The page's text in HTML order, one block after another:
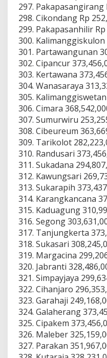
Pakapasangirang
Cikondang Rp
Pakapasanhilir Rp
Kalimanggiskulon
Partawangunan
Cipancur
Kertawana
Wanasaraya
Cimara
Sumurwiru
Cibeureum
Tarikolot
Randusari
Sukadana
Kawungsari
Sukarapih
Karangkancana
Kaduagung
Segong
Tanjungkerta
Sukasari
Margacina
Jabranti
Simpayjaya
Cihanjaro
Garahaji
Galaherang
Cipakem
Maleber
Parakan